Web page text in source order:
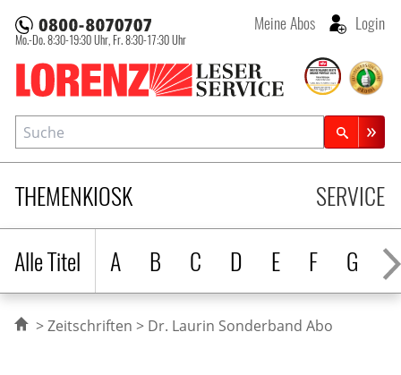
Lorenz Leserservice
Mo.-Do. 8:30-19:30 Uhr, Fr. 8:30-17:30 Uhr
Meine Abos Login
THEMENKIOSK
Alle Titel
A B C D E F G H
SERVICE
Suche
Zeitschriftensuche
Zeitschriften Dr. Laurin Sonderband Abo